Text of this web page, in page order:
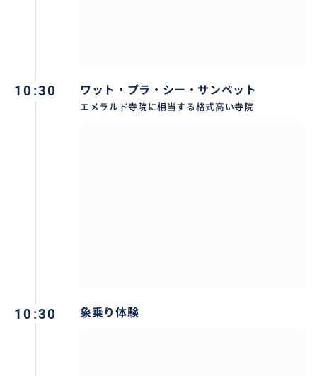
10:30 ワット・プラ・シー・サンペット
エメラルド寺院に相当する格式高い寺院
10:30 象乗り体験